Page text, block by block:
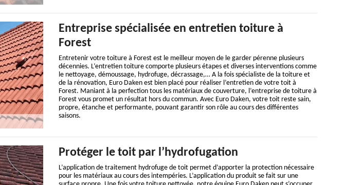
Entreprise spécialisée en entretien toiture à
Forest
Entretenir votre toiture à Forest est le meilleur moyen de le garder pérenne plusieurs
décennies. L’entretien toiture comporte plusieurs étapes et diverses interventions comme
le nettoyage, démoussage, hydrofuge, décrassage,… A la fois spécialiste de la toiture et
de la rénovation, Euro Daken est bien placé pour réaliser l’entretien de votre toit à
Forest. Maniant à la perfection tous les matériaux de couverture, l’entreprise de toiture à
Forest vous promet un résultat hors du commun. Avec Euro Daken, votre toit reste sain,
propre, étanche et performante, pouvant garantir son rôle au cours des différentes
saisons.
Protéger le toit par l’hydrofugation
L’application de traitement hydrofuge de toit permet d’apporter la protection nécessaire
pour les matériaux au cours des intempéries. L’application du produit se fait sur une